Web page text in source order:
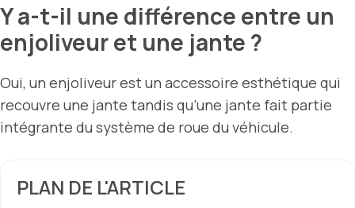
Y a-t-il une différence entre un
enjoliveur et une jante ?
Oui, un enjoliveur est un accessoire esthétique qui
recouvre une jante tandis qu’une jante fait partie
intégrante du système de roue du véhicule.
PLAN DE L'ARTICLE